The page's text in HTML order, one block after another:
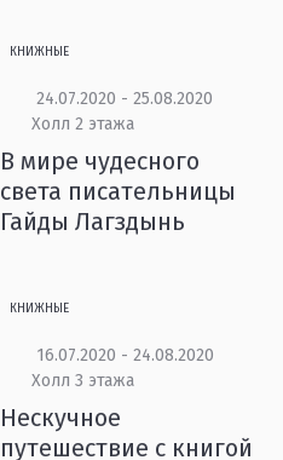
КНИЖНЫЕ
24.07.2020 - 25.08.2020
Холл 2 этажа
В мире чудесного
света писательницы
Гайды Лагздынь
КНИЖНЫЕ
16.07.2020 - 24.08.2020
Холл 3 этажа
Нескучное
путешествие с книгой